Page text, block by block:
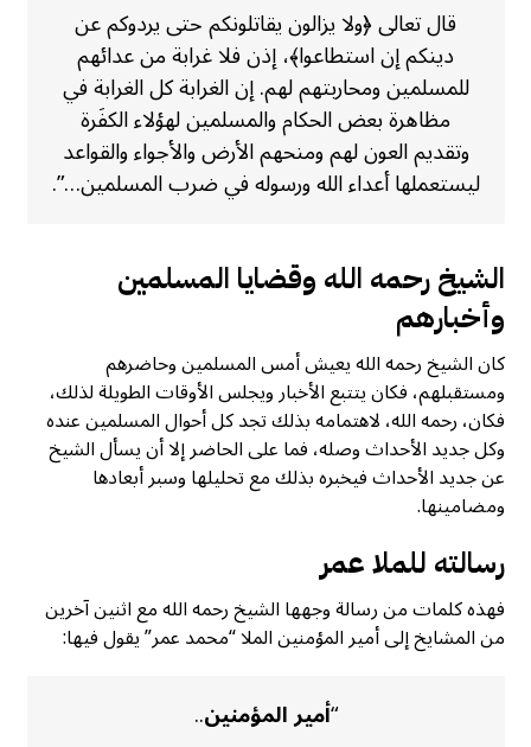
قال تعالى ﴿ولا يزالون يقاتلونكم حتى يردوكم عن
دينكم إن استطاعوا﴾، إذن فلا غرابة من عدائهم
للمسلمين ومحاربتهم لهم. إن الغرابة كل الغرابة في
مظاهرة بعض الحكام والمسلمين لهؤلاء الكفَرة
وتقديم العون لهم ومنحهم الأرض والأجواء والقواعد
ليستعملها أعداء الله ورسوله في ضرب المسلمين…”.
الشيخ رحمه الله وقضايا المسلمين
وأخبارهم
كان الشيخ رحمه الله يعيش أمس المسلمين وحاضرهم
ومستقبلهم، فكان يتتبع الأخبار ويجلس الأوقات الطويلة لذلك،
فكان، رحمه الله، لاهتمامه بذلك تجد كل أحوال المسلمين عنده
وكل جديد الأحداث وصله، فما على الحاضر إلا أن يسأل الشيخ
عن جديد الأحداث فيخبره بذلك مع تحليلها وسبر أبعادها
ومضامينها.
رسالته للملا عمر
فهذه كلمات من رسالة وجهها الشيخ رحمه الله مع اثنين آخرين
من المشايخ إلى أمير المؤمنين الملا “محمد عمر” يقول فيها:
“أمير المؤمنين..